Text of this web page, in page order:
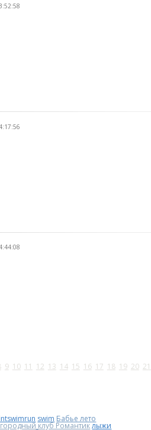
9 10 11 12 13 14 15 16 17 18 19 20 21
swim Бабье лето
клуб Романтиклыжи